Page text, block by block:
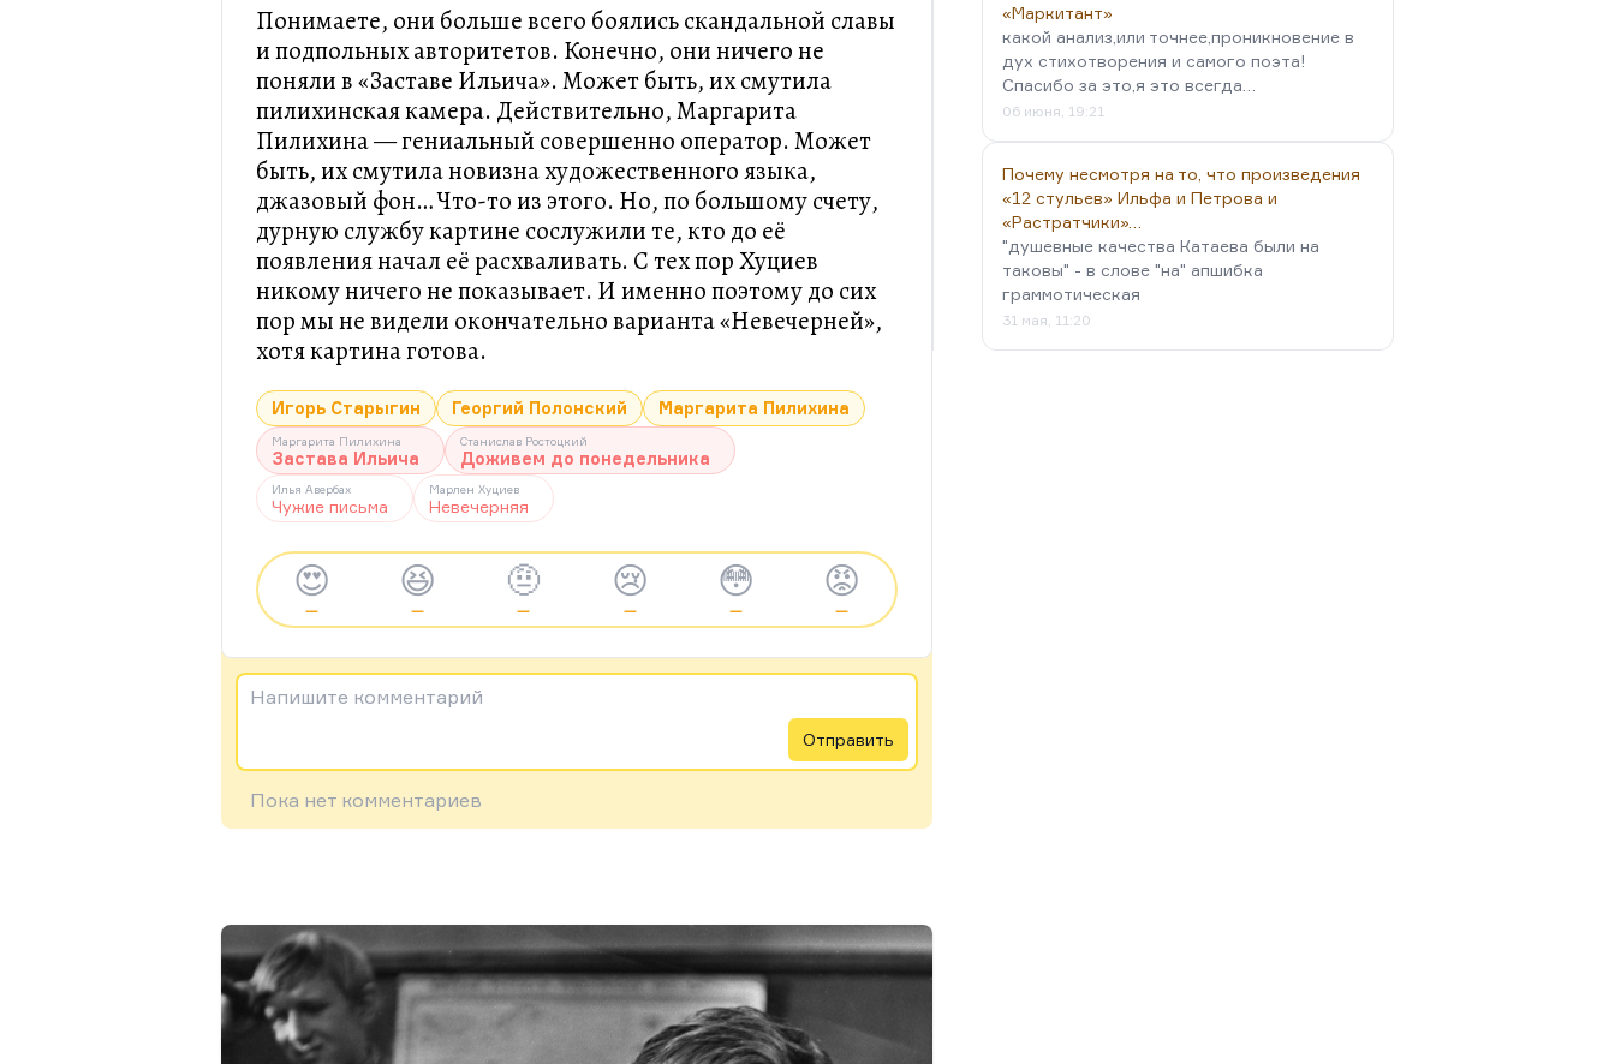
Понимаете, они больше всего боялись скандальной славы
и подпольных авторитетов. Конечно, они ничего не
поняли в «Заставе Ильича». Может быть, их смутила
пилихинская камера. Действительно, Маргарита
Пилихина — гениальный совершенно оператор. Может
быть, их смутила новизна художественного языка,
джазовый фон… Что-то из этого. Но, по большому счету,
дурную службу картине сослужили те, кто до её
появления начал её расхваливать. С тех пор Хуциев
никому ничего не показывает. И именно поэтому до сих
пор мы не видели окончательно варианта «Невечерней»,
хотя картина готова.
Игорь Старыгин Георгий Полонский Маргарита Пилихина
Маргарита Пилихина
Застава Ильича
Станислав Ростоцкий
Доживем до понедельника
Илья Авербах
Чужие письма
Марлен Хуциев
Невечерняя
😍
—
😆
—
🤨
—
😢
—
😳
—
😡
—
Напишите комментарий
Отправить
Пока нет комментариев
«Маркитант»
какой анализ,или точнее,проникновение в
дух стихотворения и самого поэта!
Спасибо за это,я это всегда…
06 июня, 19:21
Почему несмотря на то, что произведения
«12 стульев» Ильфа и Петрова и
«Растратчики»…
"душевные качества Катаева были на
таковы" - в слове "на" апшибка
граммотическая
31 мая, 11:20